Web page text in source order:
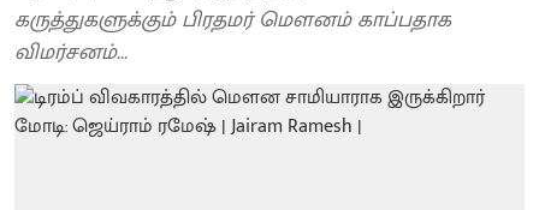
கருத்துகளுக்கும் பிரதமர் மௌனம் காப்பதாக
விமர்சனம்...